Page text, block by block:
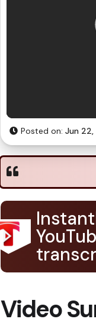
Posted on: Jun
Video